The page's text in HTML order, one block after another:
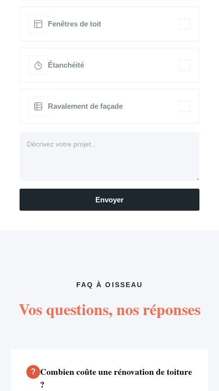
Fenêtres de toit
Étanchéité
Ravalement de façade
Envoyer
FAQ À OISSEAU
Vos questions, nos réponses
Combien coûte une rénovation de toiture
?